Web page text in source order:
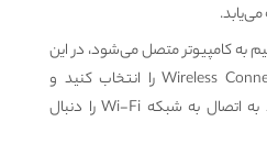
به کامپیوتر متصل می‌شود، در این
مرحله باید گزینه Wireless Connection را انتخاب کنید و
دستورالعمل‌های مربوط به اتصال به شبکه Wi-Fi را دنبال